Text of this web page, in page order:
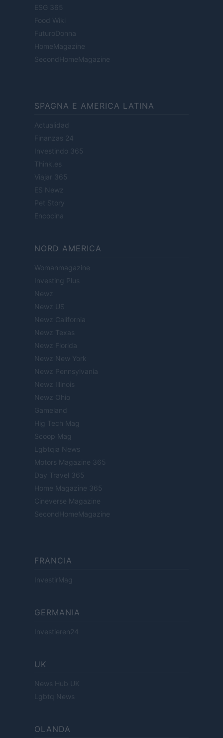
ESG 365
Food Wiki
FuturoDonna
HomeMagazine
SecondHomeMagazine
SPAGNA E AMERICA LATINA
Actualidad
Finanzas 24
Investindo 365
Think.es
Viajar 365
ES Newz
Pet Story
Encocina
NORD AMERICA
Womanmagazine
Investing Plus
Newz
Newz US
Newz California
Newz Texas
Newz Florida
Newz New York
Newz Pennsylvania
Newz Illinois
Newz Ohio
Gameland
Hig Tech Mag
Scoop Mag
Lgbtqia News
Motors Magazine 365
Day Travel 365
Home Magazine 365
Cineverse Magazine
SecondHomeMagazine
FRANCIA
InvestirMag
GERMANIA
Investieren24
UK
News Hub UK
Lgbtq News
OLANDA